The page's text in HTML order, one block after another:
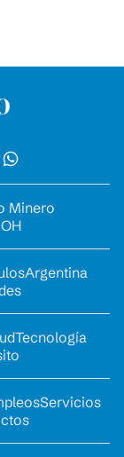
Minero
Argentina
Tecnología
Servicios